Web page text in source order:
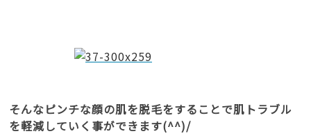
そんなピンチな顔の肌を脱毛をすることで肌トラブル
を軽減していく事ができます(^^)/